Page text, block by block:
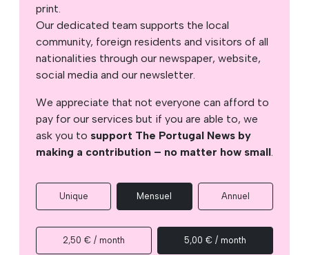
print.
Our dedicated team supports the local
community, foreign residents and visitors of all
nationalities through our newspaper, website,
social media and our newsletter.
We appreciate that not everyone can afford to
pay for our services but if you are able to, we
ask you to support The Portugal News by
making a contribution – no matter how small.
Unique Mensuel Annuel
2,50 € / month 5,00 € / month